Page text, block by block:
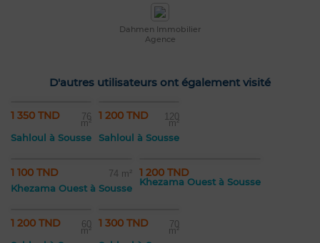
Dahmen Immobilier
Agence
D'autres utilisateurs ont également visité
1 350 TND 76
m²
Sahloul à Sousse
1 200 TND 120
m²
Sahloul à Sousse
1 100 TND 74 m²
Khezama Ouest à Sousse
1 200 TND
Khezama Ouest à Sousse
1 200 TND 60
m²
1 300 TND 70
m²